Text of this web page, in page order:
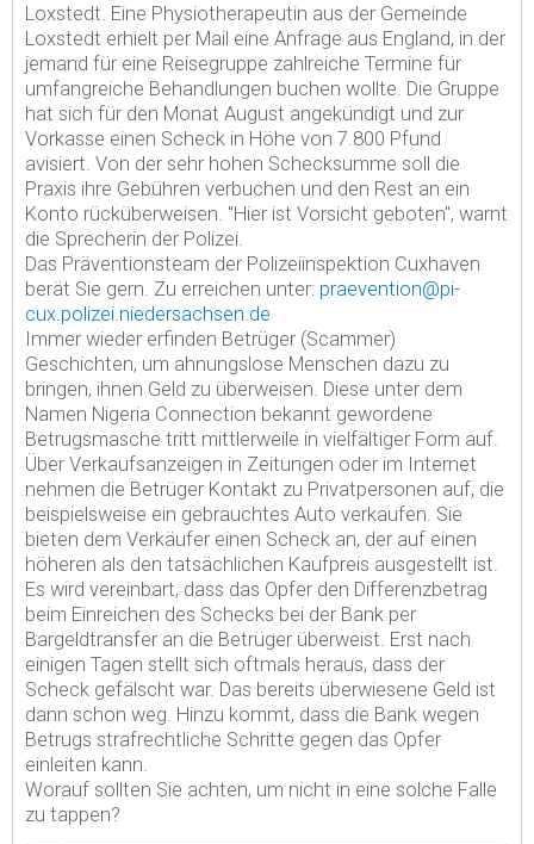
Loxstedt. Eine Physiotherapeutin aus der Gemeinde
Loxstedt erhielt per Mail eine Anfrage aus England, in der
jemand für eine Reisegruppe zahlreiche Termine für
umfangreiche Behandlungen buchen wollte. Die Gruppe
hat sich für den Monat August angekündigt und zur
Vorkasse einen Scheck in Höhe von 7.800 Pfund
avisiert. Von der sehr hohen Schecksumme soll die
Praxis ihre Gebühren verbuchen und den Rest an ein
Konto rücküberweisen. "Hier ist Vorsicht geboten", warnt
die Sprecherin der Polizei.
Das Präventionsteam der Polizeiinspektion Cuxhaven
berät Sie gern. Zu erreichen unter: praevention@pi-
cux.polizei.niedersachsen.de
Immer wieder erfinden Betrüger (Scammer)
Geschichten, um ahnungslose Menschen dazu zu
bringen, ihnen Geld zu überweisen. Diese unter dem
Namen Nigeria Connection bekannt gewordene
Betrugsmasche tritt mittlerweile in vielfältiger Form auf.
Über Verkaufsanzeigen in Zeitungen oder im Internet
nehmen die Betrüger Kontakt zu Privatpersonen auf, die
beispielsweise ein gebrauchtes Auto verkaufen. Sie
bieten dem Verkäufer einen Scheck an, der auf einen
höheren als den tatsächlichen Kaufpreis ausgestellt ist.
Es wird vereinbart, dass das Opfer den Differenzbetrag
beim Einreichen des Schecks bei der Bank per
Bargeldtransfer an die Betrüger überweist. Erst nach
einigen Tagen stellt sich oftmals heraus, dass der
Scheck gefälscht war. Das bereits überwiesene Geld ist
dann schon weg. Hinzu kommt, dass die Bank wegen
Betrugs strafrechtliche Schritte gegen das Opfer
einleiten kann.
Worauf sollten Sie achten, um nicht in eine solche Falle
zu tappen?